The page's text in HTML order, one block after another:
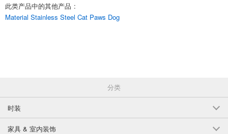
材料： 不锈钢（SUS304不锈钢（SUS304）
数量： 1 件1 件
*图片显示多件商品，但每件商品均作为单件商品出售。如果您想购买多件
商品，请订购所需的数量。
此类产品中的其他产品 :
Material Stainless Steel Cat Paws Dog
分类
时装
家具 & 室内装饰